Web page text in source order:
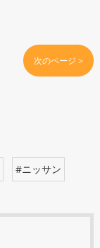
次のページ >
#ニッサン